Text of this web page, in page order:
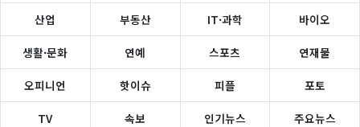
산업 부동산 IT·과학 바이오
생활·문화 연예 스포츠 연재물
오피니언 핫이슈 피플 포토
TV 속보 인기뉴스 주요뉴스